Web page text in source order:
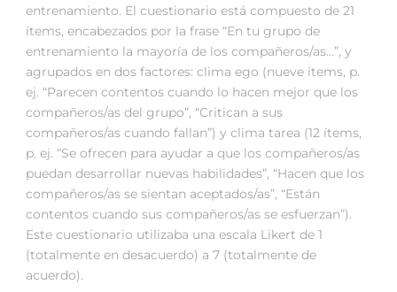
entrenamiento. El cuestionario está compuesto de 21
ítems, encabezados por la frase “En tu grupo de
entrenamiento la mayoría de los compañeros/as…”, y
agrupados en dos factores: clima ego (nueve ítems, p.
ej. “Parecen contentos cuando lo hacen mejor que los
compañeros/as del grupo”, “Critican a sus
compañeros/as cuando fallan”) y clima tarea (12 ítems,
p. ej. “Se ofrecen para ayudar a que los compañeros/as
puedan desarrollar nuevas habilidades”, “Hacen que los
compañeros/as se sientan aceptados/as”, “Están
contentos cuando sus compañeros/as se esfuerzan”).
Este cuestionario utilizaba una escala Likert de 1
(totalmente en desacuerdo) a 7 (totalmente de
acuerdo).